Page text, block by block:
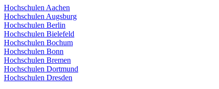
Hochschulen Aachen
Hochschulen Augsburg
Hochschulen Berlin
Hochschulen Bielefeld
Hochschulen Bochum
Hochschulen Bonn
Hochschulen Bremen
Hochschulen Dortmund
Hochschulen Dresden